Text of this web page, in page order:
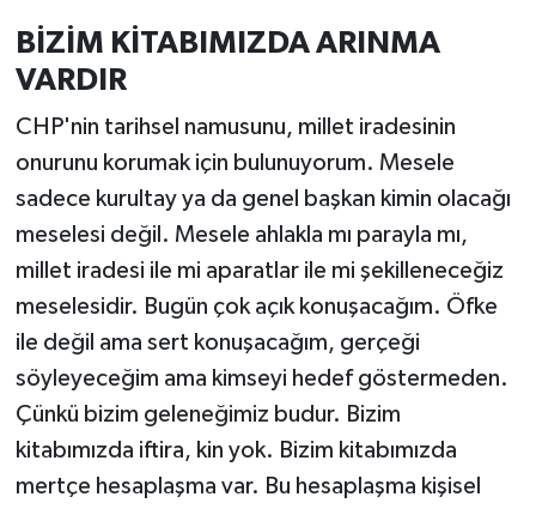
BİZİM KİTABIMIZDA ARINMA
VARDIR
CHP'nin tarihsel namusunu, millet iradesinin
onurunu korumak için bulunuyorum. Mesele
sadece kurultay ya da genel başkan kimin olacağı
meselesi değil. Mesele ahlakla mı parayla mı,
millet iradesi ile mi aparatlar ile mi şekilleneceğiz
meselesidir. Bugün çok açık konuşacağım. Öfke
ile değil ama sert konuşacağım, gerçeği
söyleyeceğim ama kimseyi hedef göstermeden.
Çünkü bizim geleneğimiz budur. Bizim
kitabımızda iftira, kin yok. Bizim kitabımızda
mertçe hesaplaşma var. Bu hesaplaşma kişisel